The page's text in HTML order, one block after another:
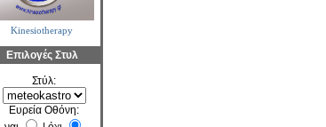
Kinesiotherapy
Επιλογές Στυλ
Στύλ:
Ευρεία Οθόνη: